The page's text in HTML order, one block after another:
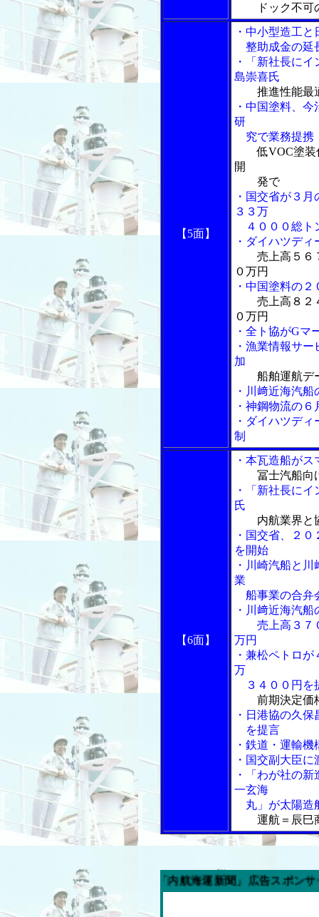
ドック不可
【5面】
・中小型造工
整助成金の延
・「新社長に
島崇喜氏
推進性能最
・中国塗料、
研
究で業務提携
低VOC塗装
開
発で
・国交省が３
３３万
４０００総ト
・ダイハツデ
売上高５６
０万円
・中国塗料の
売上高８２
０万円
・全ト協がGマ
・漁業情報サ
加
船舶運航デ
・川﨑近海汽
・神鋼物流の
・ダイハツデ
制
【6面】
・本瓦造船が
冨士汽船向
・「新社長に
氏
内航業界と
・国交省、２
を開始
・川崎汽船と
業
船事業の合弁
・川﨑近海汽
売上高３７
万円
・兼松ペトロ
万
３４００円を
前期決定価
・日港協の久
を提言
・鉄道・運輸
・国交副大臣
・「わが社の
一玄海
丸」が太陽造
運航＝辰巳
今週の「内航海運新聞」広告スポンサー企業